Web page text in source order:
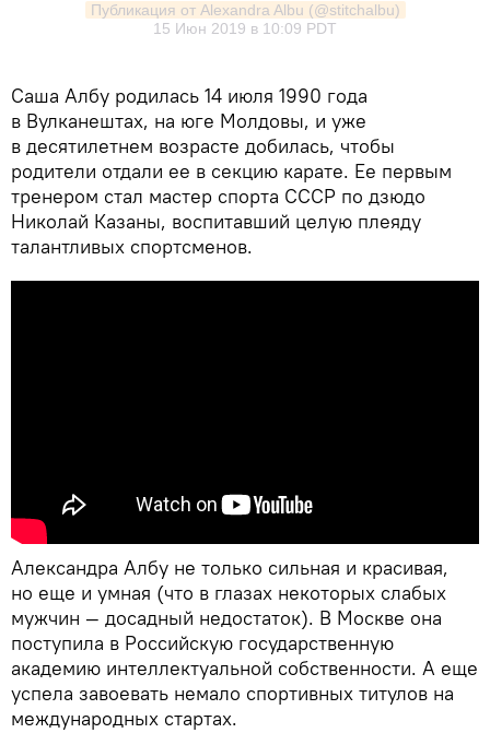
Публикация от Alexandra Albu (@stitchalbu)
15 Июн 2019 в 10:09 PDT
Саша Албу родилась 14 июля 1990 года
в Вулканештах, на юге Молдовы, и уже
в десятилетнем возрасте добилась, чтобы
родители отдали ее в секцию карате. Ее первым
тренером стал мастер спорта СССР по дзюдо
Николай Казаны, воспитавший целую плеяду
талантливых спортсменов.
Александра Албу не только сильная и красивая,
но еще и умная (что в глазах некоторых слабых
мужчин — досадный недостаток). В Москве она
поступила в Российскую государственную
академию интеллектуальной собственности. А еще
успела завоевать немало спортивных титулов на
международных стартах.